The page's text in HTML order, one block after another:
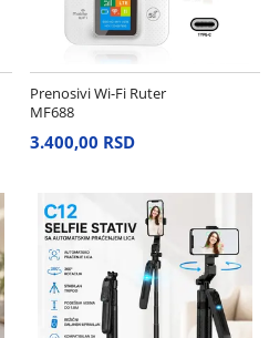
Prenosivi Wi-Fi Ruter
MF688
3.400,00 RSD